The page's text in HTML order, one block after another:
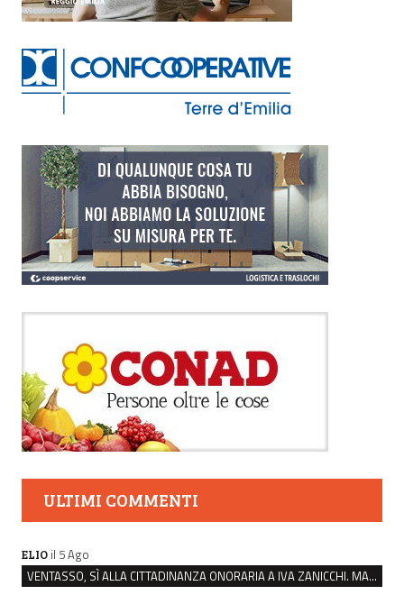
ULTIMI COMMENTI
ELIO il 5 Ago
VENTASSO, SÌ ALLA CITTADINANZA ONORARIA A IVA ZANICCHI. MA BARGIACCHI: “È DI PESSIMO GUSTO”